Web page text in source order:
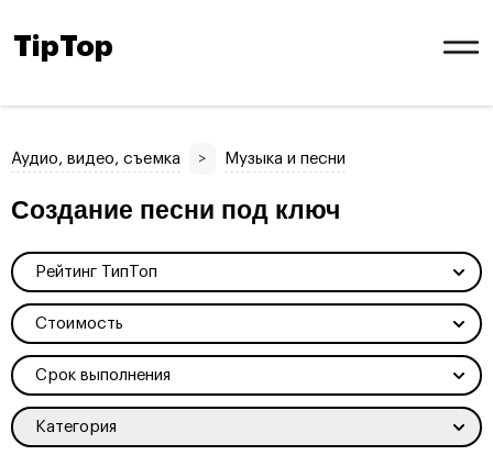
TipTop
Аудио, видео, съемка > Музыка и песни
Создание песни под ключ
Рейтинг ТипТоп
Стоимость
Срок выполнения
Категория